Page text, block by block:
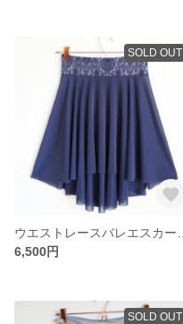
SOLD OUT
6,500円
SOLD OUT